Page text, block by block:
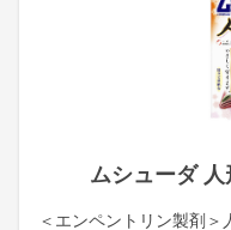
ムシューダ
＜エンペントリン製剤＞